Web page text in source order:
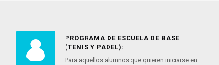
PROGRAMA DE ESCUELA DE BASE
(TENIS Y PADEL):
Para aquellos alumnos que quieren iniciarse en